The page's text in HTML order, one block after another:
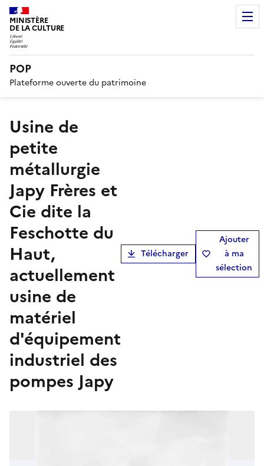
MINISTÈRE
DE LA CULTURE
POP
Plateforme ouverte du patrimoine
usine de
petite
métallurgie
Japy Frères et
Cie dite la
Feschotte du
Haut,
actuellement
usine de
matériel
d'équipement
industriel des
pompes Japy
Télécharger
Ajouter
à ma
sélection